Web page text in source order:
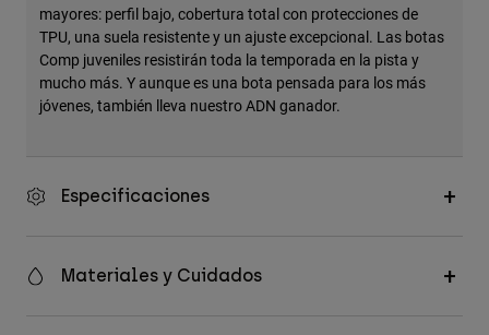
mayores: perfil bajo, cobertura total con protecciones de
TPU, una suela resistente y un ajuste excepcional. Las botas
Comp juveniles resistirán toda la temporada en la pista y
mucho más. Y aunque es una bota pensada para los más
jóvenes, también lleva nuestro ADN ganador.
Especificaciones
Materiales y Cuidados